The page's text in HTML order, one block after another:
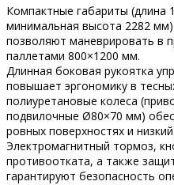
Компактные габариты
минимальная высота 2282
позволяют маневрировать в
паллетами 800×1200 мм.​
Длинная боковая рукоятка
повышает эргономику в
полиуретановые колеса
подвилочные Ø80×70 мм)
ровных поверхностях и
Электромагнитный тормоз,
противоотката, а также
гарантируют безопасность